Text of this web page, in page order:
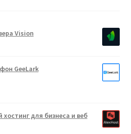
Vision
GeeLark
для бизнеса и веб